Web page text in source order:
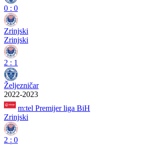
0 : 0
Zrinjski
Zrinjski
2 : 1
Željezničar
2022-2023
m:tel Premijer liga BiH
Zrinjski
2 : 0